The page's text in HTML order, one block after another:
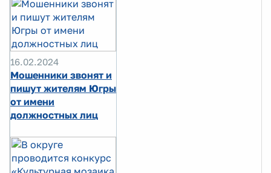
16.02.2024
Мошенники звонят и
пишут жителям Югры
от имени
должностных лиц